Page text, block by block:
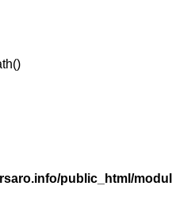
public_html/